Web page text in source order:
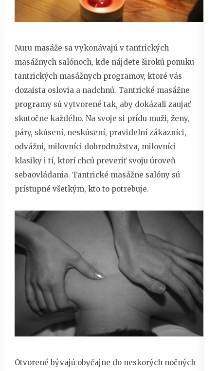
Nuru masáže sa vykonávajú v tantrických
masážnych salónoch, kde nájdete širokú ponuku
tantrických masážnych programov, ktoré vás
dozaista oslovia a nadchnú. Tantrické masážne
programy sú vytvorené tak, aby dokázali zaujať
skutočne každého. Na svoje si prídu muži, ženy,
páry, skúsení, neskúsení, pravidelní zákazníci,
odvážni, milovníci dobrodružstva, milovníci
klasiky i tí, ktorí chcú preveriť svoju úroveň
sebaovládania. Tantrické masážne salóny sú
prístupné všetkým, kto to potrebuje.
Otvorené bývajú obyčajne do neskorých nočných